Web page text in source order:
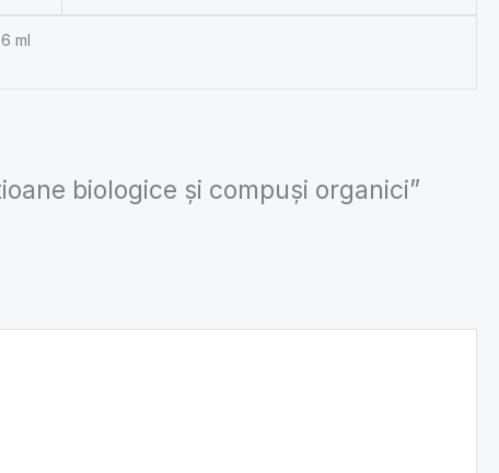
ml
biologice și compuși organici”